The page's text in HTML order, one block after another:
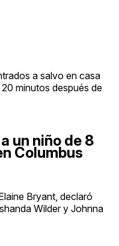
a salvo en casa
minutos después de
un niño de 8
Columbus
Bryant, declaró
Wilder y Johnna